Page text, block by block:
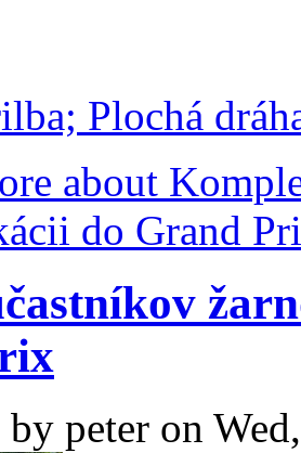
Plochá
about
do Grand
by peter on